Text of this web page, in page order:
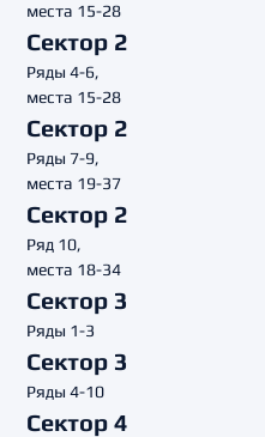
места 15-28
Сектор 2
Ряды 4-6,
места 15-28
Сектор 2
Ряды 7-9,
места 19-37
Сектор 2
Ряд 10,
места 18-34
Сектор 3
Ряды 1-3
Сектор 3
Ряды 4-10
Сектор 4